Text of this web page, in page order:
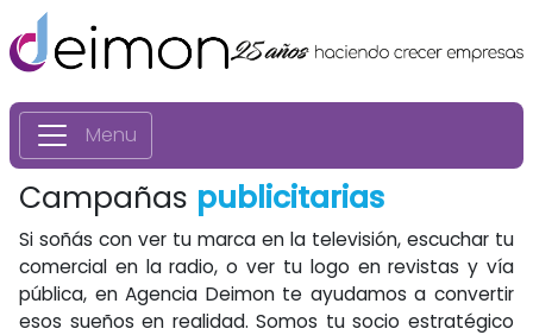
Menu
Campañas publicitarias
Si soñás con ver tu marca en la televisión, escuchar tu
comercial en la radio, o ver tu logo en revistas y vía
pública, en Agencia Deimon te ayudamos a convertir
esos sueños en realidad. Somos tu socio estratégico